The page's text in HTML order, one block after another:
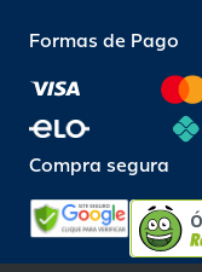
Formas de Pago
Compra segura